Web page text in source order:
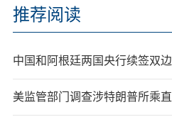
推荐阅读
中国和阿根廷两国央行续签双
美监管部门调查涉特朗普所乘